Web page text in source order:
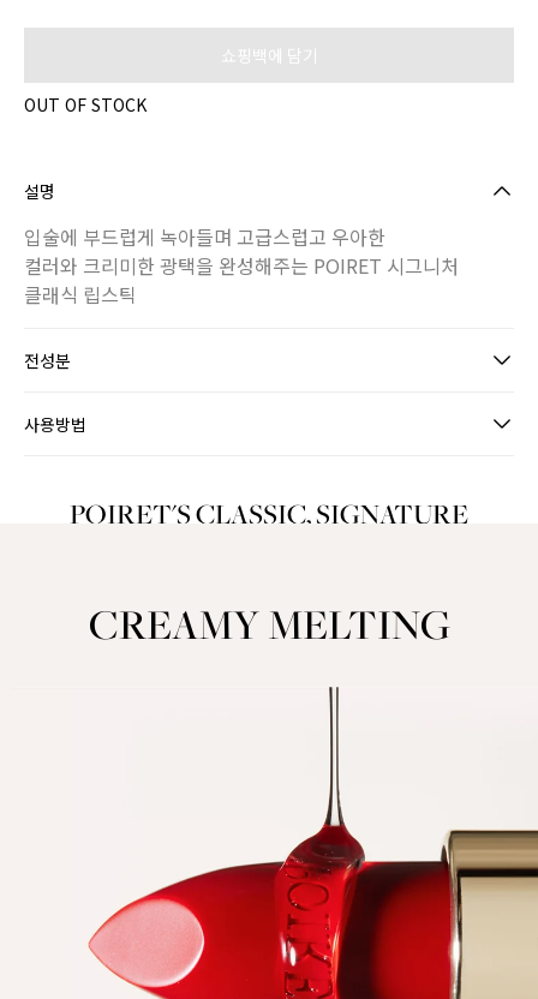
쇼핑백에 담기
OUT OF STOCK
설명
입술에 부드럽게 녹아들며 고급스럽고 우아한
컬러와 크리미한 광택을 완성해주는 POIRET 시그니처
클래식 립스틱
전성분
사용방법
POIRET'S CLASSIC, SIGNATURE
CREAMY MELTING